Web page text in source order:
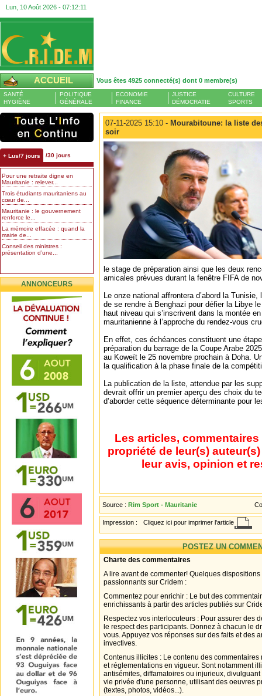
Lun, 10 Août 2026 - 07:12:11
ACCUEIL Vous êtes 4925 connecté(s) dont 0 membre(s)
SANTÉ
HYGIÈNE
POLITIQUE
GÉNÉRALE
ECONOMIE
FINANCE
JUSTICE
DÉMOCRATIE
CULTURE
SPORTS
+ Lus/7 jours /30 jours
Pour une retraite digne en
Mauritanie : relever...
Trois étudiants mauritaniens au
cœur de...
Mauritanie : le gouvernement
renforce le...
La mémoire effacée : quand la
mairie de...
Conseil des ministres :
présentation d’une...
ANNONCEURS
07-11-2025 15:10 - Mourabitoune: la liste
soir
le stage de préparation ainsi que les deux
amicales prévues durant la fenêtre FIFA de
Le onze national affrontera d’abord la
de se rendre à Benghazi pour défier la Libye
haut niveau qui s’inscrivent dans la montée
mauritanienne à l’approche du rendez-vous
En effet, ces échéances constituent une
préparation du barrage de la Coupe Arabe
au Koweït le 25 novembre prochain à Doha.
la qualification à la phase finale de la
La publication de la liste, attendue par les
devrait offrir un premier aperçu des choix du
d’aborder cette séquence déterminante pour
Les articles,
propriété de leur(s)
leur avis, opinion et
Source : Rim Sport - Mauritanie
Impression : Cliquez ici pour imprimer l'article
POSTEZ UN
Charte des commentaires
A lire avant de commenter! Quelques
passionnants sur Cridem :
Commentez pour enrichir : Le but des
enrichissants à partir des articles publiés sur
Respectez vos interlocuteurs : Pour assurer des
le respect des participants. Donnez à chacun le
vous. Appuyez vos réponses sur des faits et des
invectives.
Contenus illicites : Le contenu des
et réglementations en vigueur. Sont notamment
antisémites, diffamatoires ou injurieux,
vie privée d'une personne, utilisant des oeuvres
(textes, photos, vidéos...).